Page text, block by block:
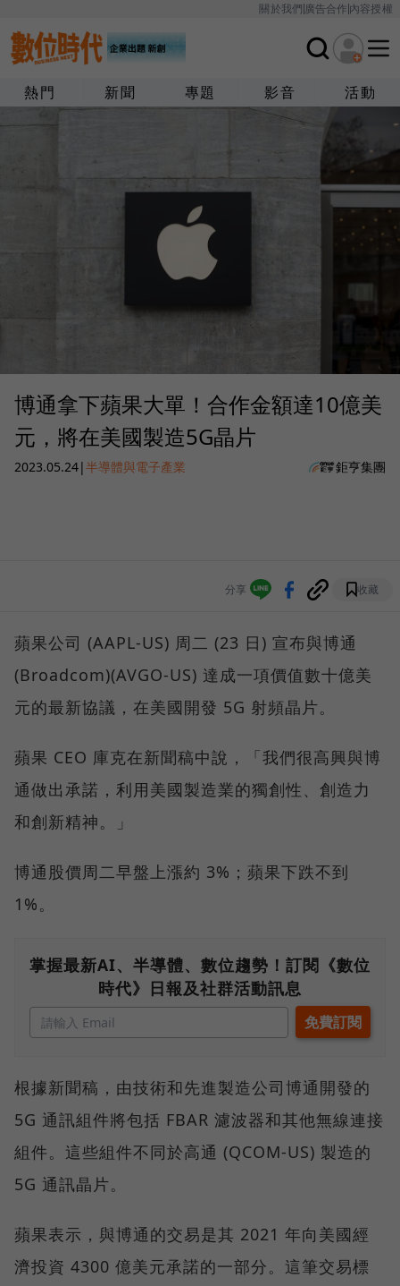
關於我們廣告合作內容授權
熱門 新聞 專題 影音 活動
博通拿下蘋果大單！合作金額達10億美
元，將在美國製造5G晶片
2023.05.24|半導體與電子產業 鉅亨集團
分享 收藏
蘋果公司 (AAPL-US) 周二 (23 日) 宣布與博通
(Broadcom)(AVGO-US) 達成一項價值數十億美
元的最新協議，在美國開發 5G 射頻晶片。
蘋果 CEO 庫克在新聞稿中說，「我們很高興與博
通做出承諾，利用美國製造業的獨創性、創造力
和創新精神。」
博通股價周二早盤上漲約 3%；蘋果下跌不到
1%。
掌握最新AI、半導體、數位趨勢！訂閱《數位
時代》日報及社群活動訊息
根據新聞稿，由技術和先進製造公司博通開發的
5G 通訊組件將包括 FBAR 濾波器和其他無線連接
組件。這些組件不同於高通 (QCOM-US) 製造的
5G 通訊晶片。
蘋果表示，與博通的交易是其 2021 年向美國經
濟投資 4300 億美元承諾的一部分。這筆交易標